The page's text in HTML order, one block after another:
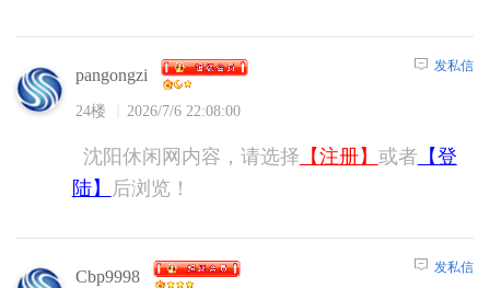
pangongzi
24楼 2026/7/6 22:08:00
发私信
沈阳休闲网内容，请选择 【注册】 或者 【登
陆】
后浏览！
Cbp9998 发私信